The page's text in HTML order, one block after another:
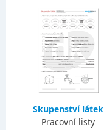
Skupenství látek
Pracovní listy